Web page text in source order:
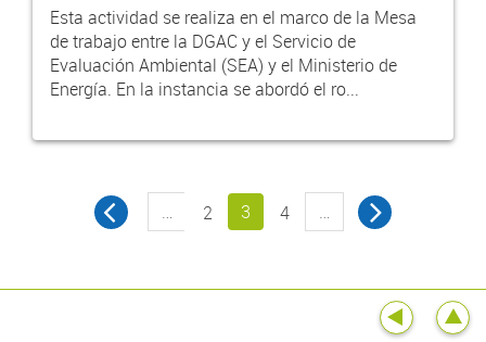
Esta actividad se realiza en el marco de la Mesa
de trabajo entre la DGAC y el Servicio de
Evaluación Ambiental (SEA) y el Ministerio de
Energía. En la instancia se abordó el ro...
… 2 3 4 …